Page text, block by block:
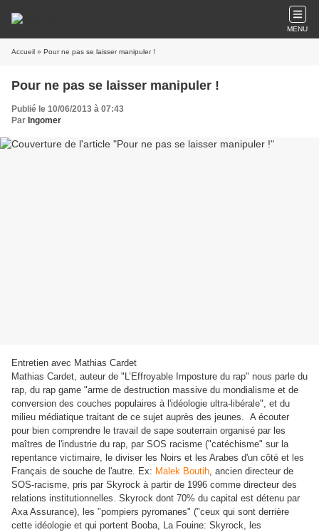
MENU
Accueil » Pour ne pas se laisser manipuler !
Pour ne pas se laisser manipuler !
Publié le 10/06/2013 à 07:43
Par Ingomer
Entretien avec Mathias Cardet
Mathias Cardet, auteur de "L’Effroyable Imposture du rap" nous parle du
rap, du rap game "arme de destruction massive du mondialisme et de
conversion des couches populaires à l'idéologie ultra-libérale", et du
milieu médiatique traitant de ce sujet auprès des jeunes. A écouter
pour bien comprendre le travail de sape souterrain organisé par les
maîtres de l'industrie du rap, par SOS racisme ("catéchisme" sur la
repentance victimaire, le diviser les Noirs et les Arabes d'un côté et les
Français de souche de l'autre. Ex: Malek Boutih, ancien directeur de
SOS-racisme, pris par Skyrock à partir de 1996 comme directeur des
relations institutionnelles. Skyrock dont 70% du capital est détenu par
Axa Assurance), les "pompiers pyromanes" ("ceux qui sont derrière
cette idéologie et qui portent Booba, La Fouine: Skyrock, les